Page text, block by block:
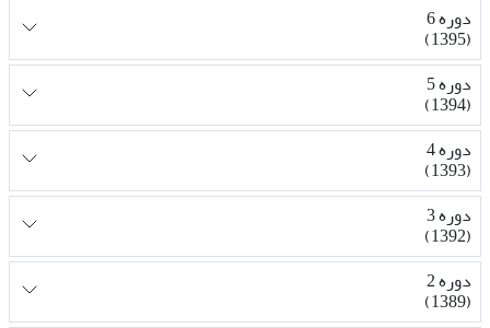
دوره 6
(1395)
دوره 5
(1394)
دوره 4
(1393)
دوره 3
(1392)
دوره 2
(1389)